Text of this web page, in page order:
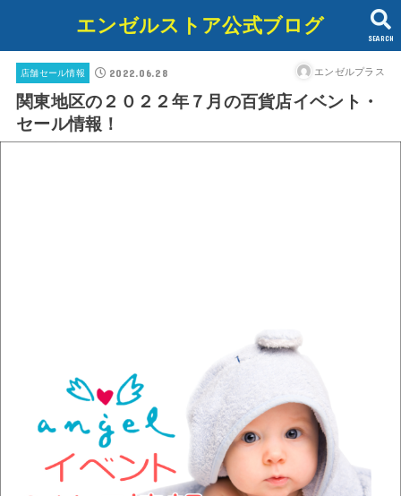
エンゼルストア公式ブログ
SEARCH
店舗セール情報 2022.06.28 エンゼルプラス
関東地区の２０２２年７月の百貨店イベント・
セール情報！